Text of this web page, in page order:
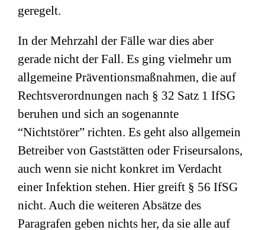
geregelt.
In der Mehrzahl der Fälle war dies aber
gerade nicht der Fall. Es ging vielmehr um
allgemeine Präventionsmaßnahmen, die auf
Rechtsverordnungen nach § 32 Satz 1 IfSG
beruhen und sich an sogenannte
“Nichtstörer” richten. Es geht also allgemein
Betreiber von Gaststätten oder Friseursalons,
auch wenn sie nicht konkret im Verdacht
einer Infektion stehen. Hier greift § 56 IfSG
nicht. Auch die weiteren Absätze des
Paragrafen geben nichts her, da sie alle auf